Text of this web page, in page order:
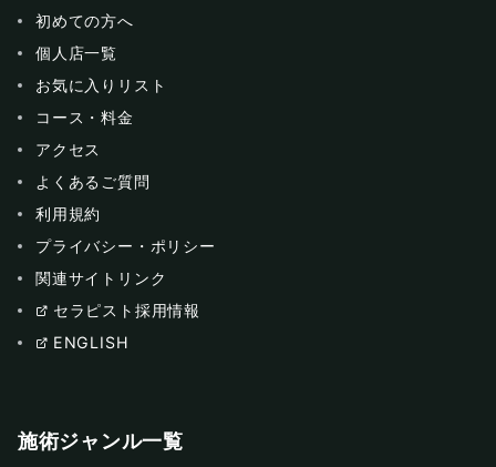
初めての方へ
個人店一覧
お気に入りリスト
コース・料金
アクセス
よくあるご質問
利用規約
プライバシー・ポリシー
関連サイトリンク
セラピスト採用情報
ENGLISH
施術ジャンル一覧